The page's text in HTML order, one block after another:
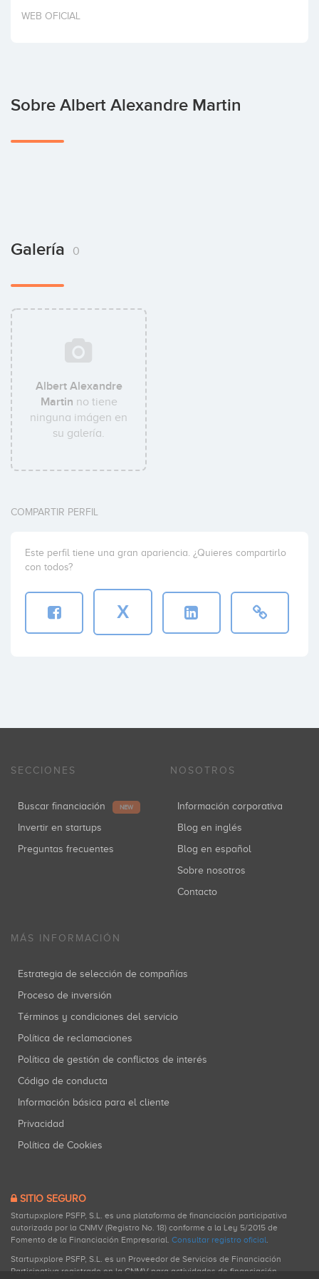
Invertir
WEB OFICIAL
Sobre Albert Alexandre Martin
Galería 0
Albert Alexandre
Martin no tiene
ninguna imágen en
su galería.
COMPARTIR PERFIL
Este perfil tiene una gran apariencia. ¿Quieres compartirlo
con todos?
X
SECCIONES
Buscar financiación NEW
Invertir en startups
Preguntas frecuentes
NOSOTROS
Información corporativa
Blog en inglés
Blog en español
Sobre nosotros
Contacto
MÁS INFORMACIÓN
Estrategia de selección de compañías
Proceso de inversión
Términos y condiciones del servicio
Política de reclamaciones
Política de gestión de conflictos de interés
Código de conducta
Información básica para el cliente
Privacidad
Política de Cookies
SITIO SEGURO
Startupxplore PSFP, S.L. es una plataforma de financiación participativa
autorizada por la CNMV (Registro No. 18) conforme a la Ley 5/2015 de
Fomento de la Financiación Empresarial. Consultar registro oficial.
Startupxplore PSFP, S.L. es un Proveedor de Servicios de Financiación
Participativa registrado en la CNMV para actividades de financiación